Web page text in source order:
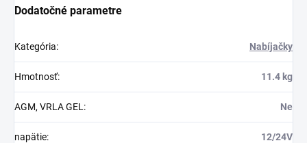
Dodatočné parametre
Kategória: Nabíjačky
Hmotnosť: 11.4 kg
AGM, VRLA GEL : Ne
napätie: 12/24V